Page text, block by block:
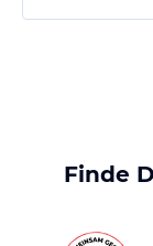
Finde